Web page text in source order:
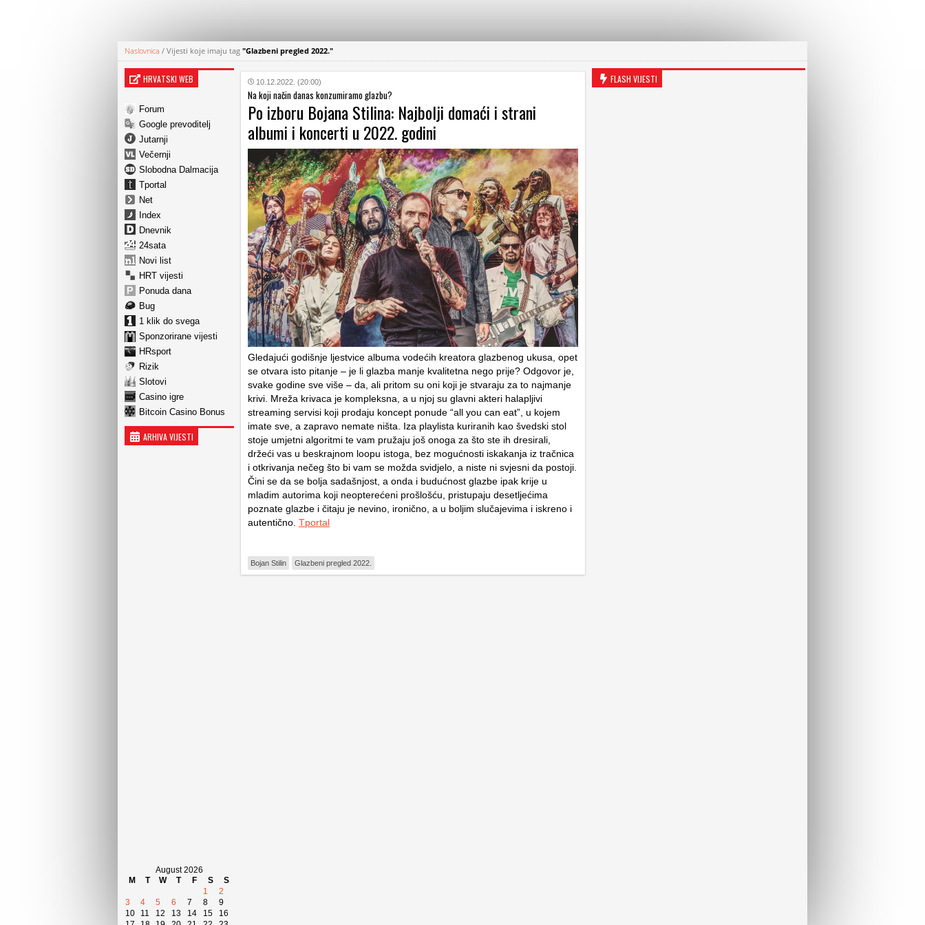
Naslovnica / Vijesti koje imaju tag "Glazbeni pregled 2022."
HRVATSKI WEB
Forum
Google prevoditelj
Jutarnji
Večernji
Slobodna Dalmacija
Tportal
Net
Index
Dnevnik
24sata
Novi list
HRT vijesti
Ponuda dana
Bug
1 klik do svega
Sponzorirane vijesti
HRsport
Rizik
Slotovi
Casino igre
Bitcoin Casino Bonus
ARHIVA VIJESTI
August 2026
M
T W T F S
S
1
2
3
4 5 6 7 8
9
10
11 12 13 14 15
16
10.12.2022. (20:00)
Na koji način danas konzumiramo glazbu?
Po izboru Bojana Stilina: Najbolji domaći i strani
albumi i koncerti u 2022. godini
Gledajući godišnje ljestvice albuma vodećih kreatora glazbenog ukusa, opet
se otvara isto pitanje – je li glazba manje kvalitetna nego prije? Odgovor je,
svake godine sve više – da, ali pritom su oni koji je stvaraju za to najmanje
krivi. Mreža krivaca je kompleksna, a u njoj su glavni akteri halapljivi
streaming servisi koji prodaju koncept ponude “all you can eat”, u kojem
imate sve, a zapravo nemate ništa. Iza playlista kuriranih kao švedski stol
stoje umjetni algoritmi te vam pružaju još onoga za što ste ih dresirali,
držeći vas u beskrajnom loopu istoga, bez mogućnosti iskakanja iz tračnica
i otkrivanja nečeg što bi vam se možda svidjelo, a niste ni svjesni da postoji.
Čini se da se bolja sadašnjost, a onda i budućnost glazbe ipak krije u
mladim autorima koji neopterećeni prošlošću, pristupaju desetljećima
poznate glazbe i čitaju je nevino, ironično, a u boljim slučajevima i iskreno i
autentično. Tportal
Bojan Stilin Glazbeni pregled 2022.
FLASH VIJESTI